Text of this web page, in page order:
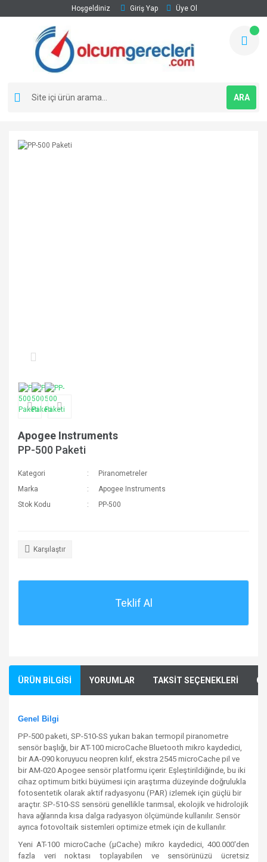
Hoşgeldiniz Giriş Yap Üye Ol
ARA
Apogee Instruments
PP-500 Paketi
Kategori
Piranometreler
Marka
Apogee Instruments
Stok Kodu
PP-500
Karşılaştır
Teklif Al
ÜRÜN BİLGİSİ YORUMLAR TAKSİT SEÇENEKLERİ
Genel Bilgi
PP-500 paketi, SP-510-SS yukarı bakan termopil piranometre
sensör başlığı, bir AT-100 microCache Bluetooth mikro kaydedici,
bir AA-090 koruyucu neopren kılıf, ekstra 2545 microCache pil ve
bir AM-020 Apogee sensör platformu içerir. Eşleştirildiğinde, bu iki
cihaz optimum bitki büyümesi için araştırma düzeyinde doğrulukla
fotosentetik olarak aktif radyasyonu (PAR) izlemek için güçlü bir
araçtır. SP-510-SS sensörü genellikle tarımsal, ekolojik ve hidrolojik
hava ağlarında kısa dalga radyasyon ölçümünde kullanılır. Sensör
ayrıca fotovoltaik sistemleri optimize etmek için de kullanılır.
Yeni AT-100 microCache (µCache) mikro kaydedici, 400.000'den
fazla veri noktası toplayabilen ve sensörünüzü ücretsiz